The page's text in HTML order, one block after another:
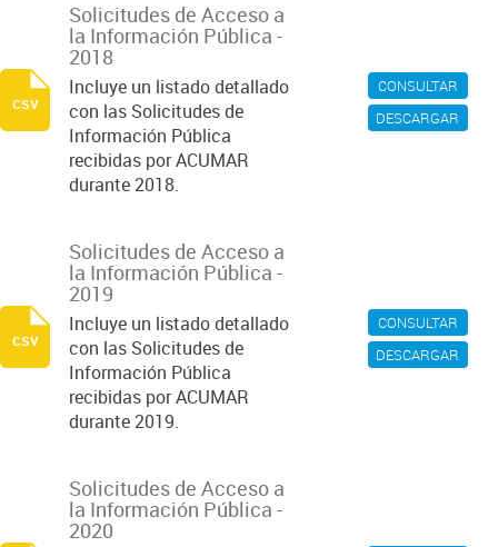
CONSULTAR
DESCARGAR
Solicitudes de Acceso a
la Información Pública -
2018
Incluye un listado detallado
con las Solicitudes de
Información Pública
recibidas por ACUMAR
durante 2018.
csv
CONSULTAR
DESCARGAR
Solicitudes de Acceso a
la Información Pública -
2019
Incluye un listado detallado
con las Solicitudes de
Información Pública
recibidas por ACUMAR
durante 2019.
csv
Solicitudes de Acceso a
la Información Pública -
2020